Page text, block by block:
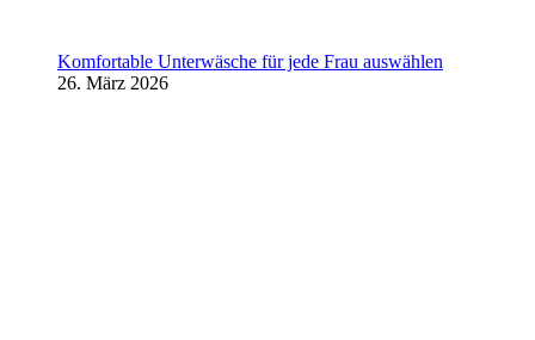
Komfortable Unterwäsche für jede Frau auswählen
26. März 2026